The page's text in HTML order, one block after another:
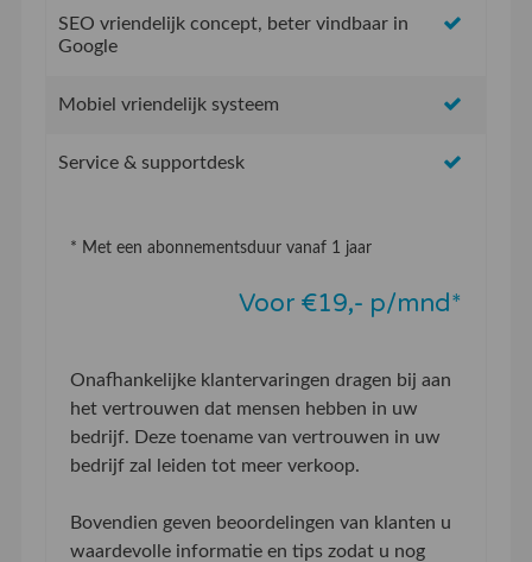
SEO vriendelijk concept, beter vindbaar in
Google
Mobiel vriendelijk systeem
Service & supportdesk
* Met een abonnementsduur vanaf 1 jaar
Voor €19,- p/mnd*
Onafhankelijke klantervaringen dragen bij aan
het vertrouwen dat mensen hebben in uw
bedrijf. Deze toename van vertrouwen in uw
bedrijf zal leiden tot meer verkoop.
Bovendien geven beoordelingen van klanten u
waardevolle informatie en tips zodat u nog